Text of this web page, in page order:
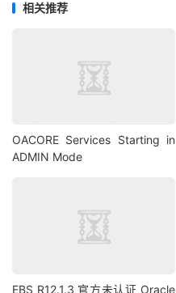
相关推荐
OACORE Services Starting in
ADMIN Mode
EBS R12.1.3 官方未认证 Oracle